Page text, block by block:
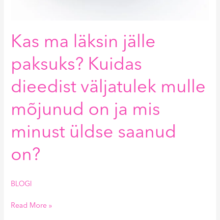
Kas ma läksin jälle
paksuks? Kuidas
dieedist väljatulek mulle
mõjunud on ja mis
minust üldse saanud
on?
BLOGI
Read More »